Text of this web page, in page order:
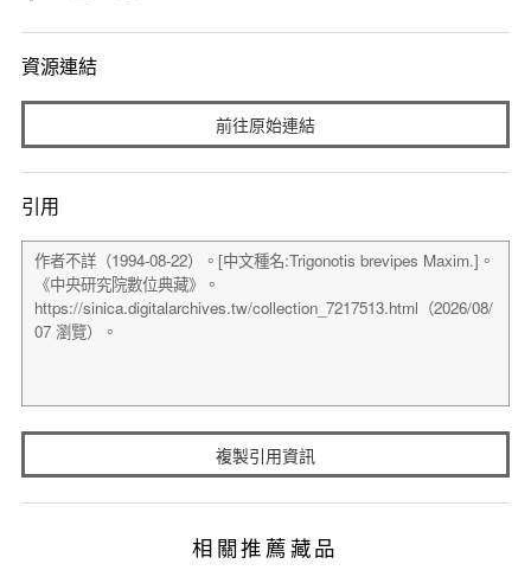
資源連結
前往原始連結
引用
複製引用資訊
相關推薦藏品